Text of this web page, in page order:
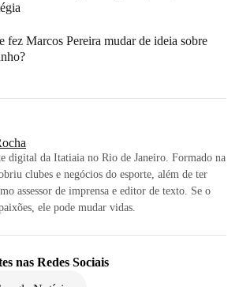
fez Marcos Pereira mudar de ideia sobre
digital da Itatiaia no Rio de Janeiro. Formado na
clubes e negócios do esporte, além de ter
assessor de imprensa e editor de texto. Se o
ele pode mudar vidas.
nas Redes Sociais